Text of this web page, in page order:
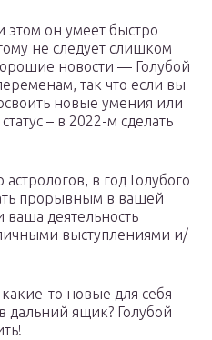
этом он умеет быстро
не следует слишком
новости — Голубой
так что если вы
новые умения или
– в 2022-м сделать
в год Голубого
прорывным в вашей
ваша деятельность
выступлениями и/
то новые для себя
дальний ящик? Голубой